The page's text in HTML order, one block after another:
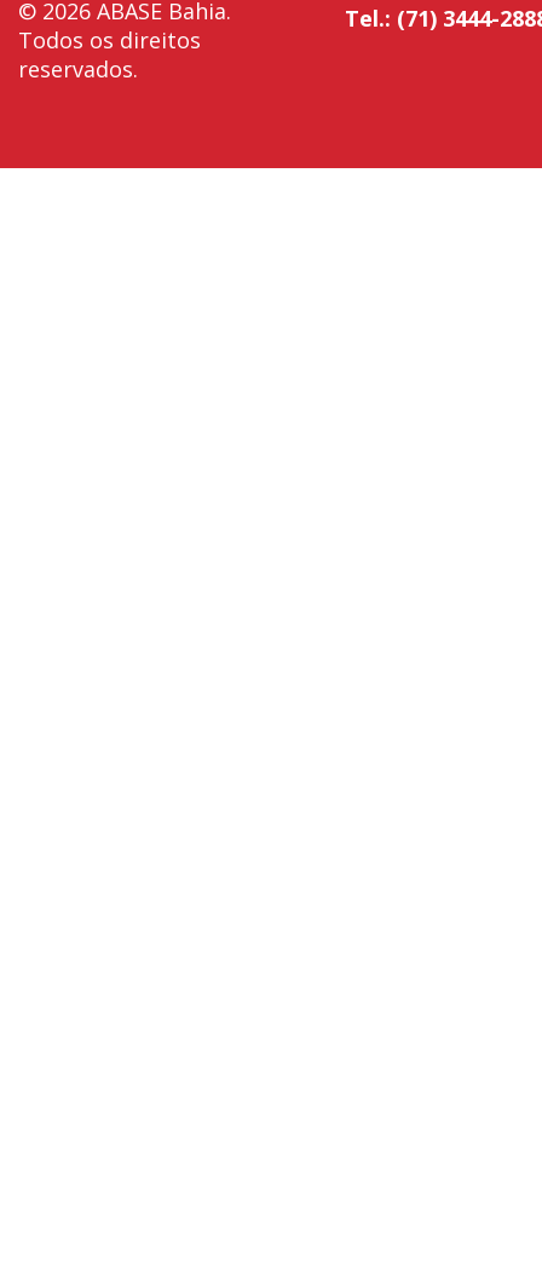
© 2026 ABASE Bahia.
Todos os direitos
reservados.
Tel.: (71) 3444-